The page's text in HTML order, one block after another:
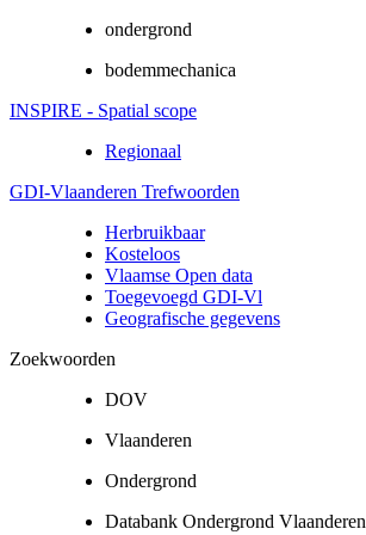
ondergrond
bodemmechanica
INSPIRE - Spatial scope
Regionaal
GDI-Vlaanderen Trefwoorden
Herbruikbaar
Kosteloos
Vlaamse Open data
Toegevoegd GDI-Vl
Geografische gegevens
Zoekwoorden
DOV
Vlaanderen
Ondergrond
Databank Ondergrond Vlaanderen